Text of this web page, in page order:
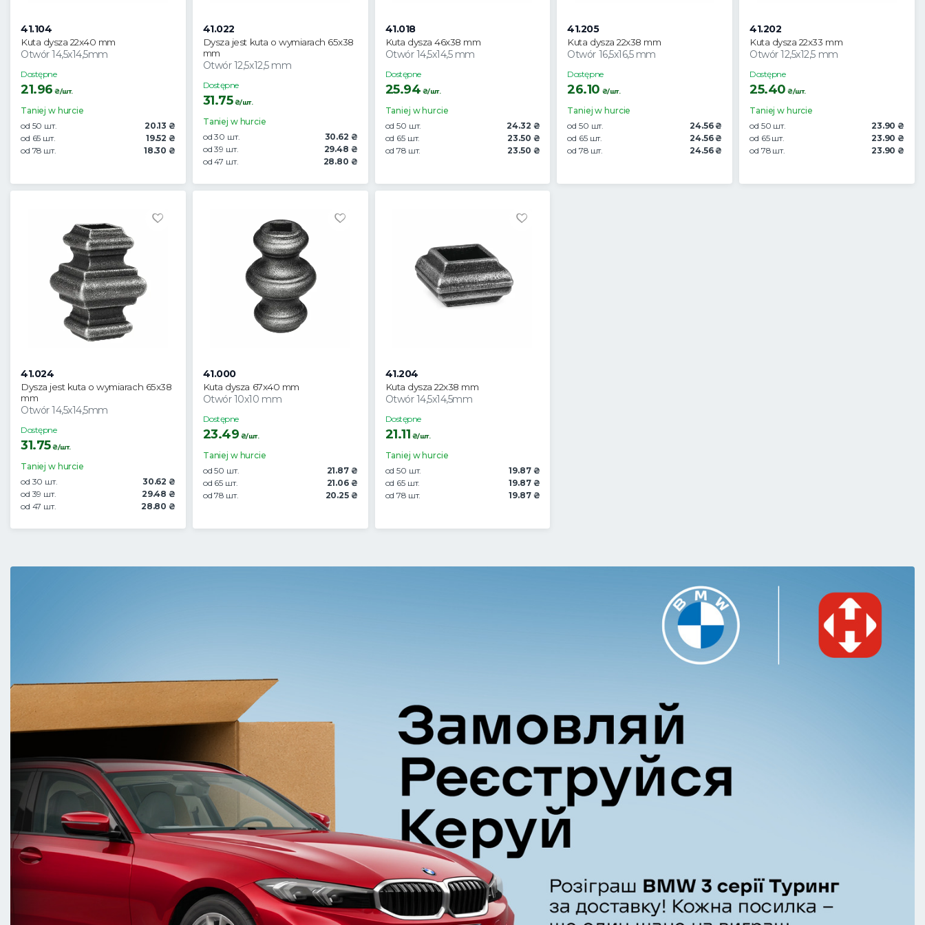
41.104
Kuta dysza 22x40 mm
Otwór 14,5x14,5mm
Dostępne
21.96 ₴/шт.
Taniej w hurcie
od 50 шт.
20.13 ₴
od 65 шт.
19.52 ₴
od 78 шт.
18.30 ₴
41.022
Dysza jest kuta o wymiarach 65x38
mm
Otwór 12,5x12,5 mm
Dostępne
31.75₴/шт.
Taniej w hurcie
od 30 шт.
30.62 ₴
od 39 шт.
29.48 ₴
od 47 шт.
28.80 ₴
41.018
Kuta dysza 46x38 mm
Otwór 14,5x14,5 mm
Dostępne
25.94 ₴/шт.
Taniej w hurcie
od 50 шт.
24.32 ₴
od 65 шт.
23.50 ₴
od 78 шт.
23.50 ₴
41.205
Kuta dysza 22x38 mm
Otwór 16,5x16,5 mm
Dostępne
26.10 ₴/шт.
Taniej w hurcie
od 50 шт.
24.56 ₴
od 65 шт.
24.56 ₴
od 78 шт.
24.56 ₴
41.202
Kuta dysza 22x33 mm
Otwór 12,5x12,5 mm
Dostępne
25.40 ₴/шт.
Taniej w hurcie
od 50 шт.
23.90 ₴
od 65 шт.
23.90 ₴
od 78 шт.
23.90 ₴
41.024
Dysza jest kuta o wymiarach 65x38
mm
Otwór 14,5x14,5mm
Dostępne
31.75₴/шт.
Taniej w hurcie
od 30 шт.
30.62 ₴
od 39 шт.
29.48 ₴
od 47 шт.
28.80 ₴
41.000
Kuta dysza 67x40 mm
Otwór 10x10 mm
Dostępne
23.49 ₴/шт.
Taniej w hurcie
od 50 шт.
21.87 ₴
od 65 шт.
21.06 ₴
od 78 шт.
20.25 ₴
41.204
Kuta dysza 22x38 mm
Otwór 14,5x14,5mm
Dostępne
21.11 ₴/шт.
Taniej w hurcie
od 50 шт.
19.87 ₴
od 65 шт.
19.87 ₴
od 78 шт.
19.87 ₴